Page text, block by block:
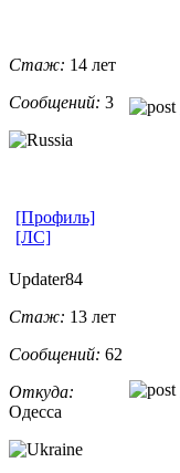
Стаж: 14 лет
Сообщений: 3
[Профиль]
[ЛС]
Updater84
Стаж: 13 лет
Сообщений: 62
Откуда:
Одесса